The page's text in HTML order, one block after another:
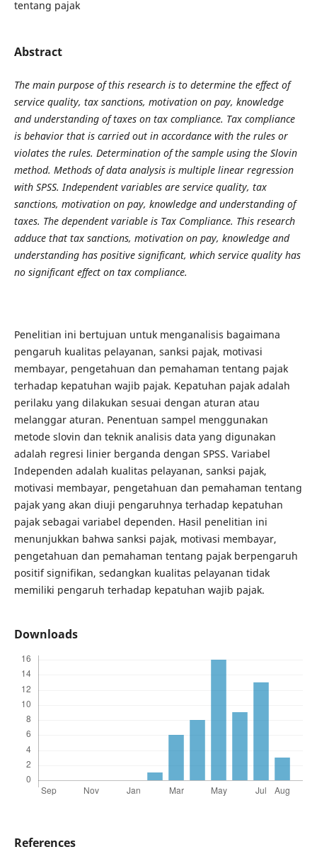
tentang pajak
Abstract
The main purpose of this research is to determine the effect of
service quality, tax sanctions, motivation on pay, knowledge
and understanding of taxes on tax compliance. Tax compliance
is behavior that is carried out in accordance with the rules or
violates the rules. Determination of the sample using the Slovin
method. Methods of data analysis is multiple linear regression
with SPSS. Independent variables are service quality, tax
sanctions, motivation on pay, knowledge and understanding of
taxes. The dependent variable is Tax Compliance. This research
adduce that tax sanctions, motivation on pay, knowledge and
understanding has positive significant, which service quality has
no significant effect on tax compliance.
Penelitian ini bertujuan untuk menganalisis bagaimana
pengaruh kualitas pelayanan, sanksi pajak, motivasi
membayar, pengetahuan dan pemahaman tentang pajak
terhadap kepatuhan wajib pajak. Kepatuhan pajak adalah
perilaku yang dilakukan sesuai dengan aturan atau
melanggar aturan. Penentuan sampel menggunakan
metode slovin dan teknik analisis data yang digunakan
adalah regresi linier berganda dengan SPSS. Variabel
Independen adalah kualitas pelayanan, sanksi pajak,
motivasi membayar, pengetahuan dan pemahaman tentang
pajak yang akan diuji pengaruhnya terhadap kepatuhan
pajak sebagai variabel dependen. Hasil penelitian ini
menunjukkan bahwa sanksi pajak, motivasi membayar,
pengetahuan dan pemahaman tentang pajak berpengaruh
positif signifikan, sedangkan kualitas pelayanan tidak
memiliki pengaruh terhadap kepatuhan wajib pajak.
Downloads
References